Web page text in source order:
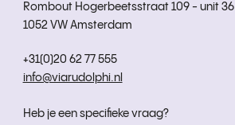
Rombout Hogerbeetsstraat 109 - unit 36
1052 VW Amsterdam
+31(0)20 62 77 555
info@viarudolphi.nl
Heb je een specifieke vraag?